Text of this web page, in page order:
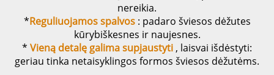
nereikia.
*Reguliuojamos spalvos : padaro šviesos dėžutes
kūrybiškesnes ir naujesnes.
* Vieną detalę galima supjaustyti , laisvai išdėstyti:
geriau tinka netaisyklingos formos šviesos dėžutėms.